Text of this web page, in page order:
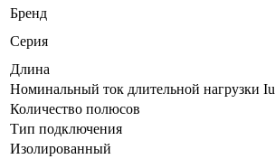
Бренд
Серия
Длина
Номинальный ток длительной нагрузки Iu
Количество полюсов
Тип подключения
Изолированный